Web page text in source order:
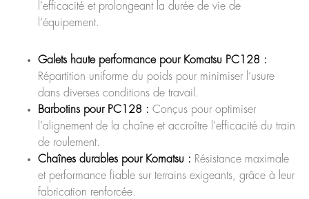
l’efficacité et prolongeant la durée de vie de
l’équipement.
Galets haute performance pour Komatsu PC128 :
Répartition uniforme du poids pour minimiser l’usure
dans diverses conditions de travail.
Barbotins pour PC128 : Conçus pour optimiser
l’alignement de la chaîne et accroître l’efficacité du train
de roulement.
Chaînes durables pour Komatsu : Résistance maximale
et performance fiable sur terrains exigeants, grâce à leur
fabrication renforcée.